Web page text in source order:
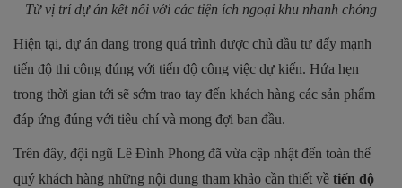
Từ vị trí dự án kết nối với các tiện ích ngoại khu nhanh chóng
Hiện tại, dự án đang trong quá trình được chủ đầu tư đẩy mạnh
tiến độ thi công đúng với tiến độ công việc dự kiến. Hứa hẹn
trong thời gian tới sẽ sớm trao tay đến khách hàng các sản phẩm
đáp ứng đúng với tiêu chí và mong đợi ban đầu.
Trên đây, đội ngũ Lê Đình Phong đã vừa cập nhật đến toàn thể
quý khách hàng những nội dung tham khảo cần thiết về tiến độ